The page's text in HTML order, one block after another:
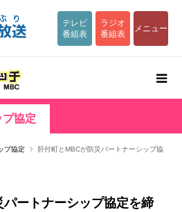
テレビ
番組表
ラジオ
番組表
メニュー
プ協定
プ協定
肝付町とMBCが防災パートナーシップ協
ートナーシップ協定を締